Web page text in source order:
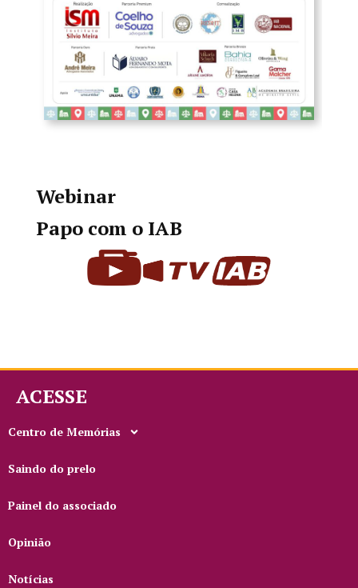
Webinar
Papo com o IAB
ACESSE
Centro de Memórias
Saindo do prelo
Painel do associado
Opinião
Notícias